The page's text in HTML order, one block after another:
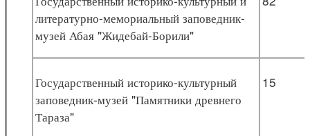
литературно-мемориальный заповедник-
музей Абая "Жидебай-Борили"
Государственный историко-культурный
заповедник-музей "Памятники древнего
Тараза"
15